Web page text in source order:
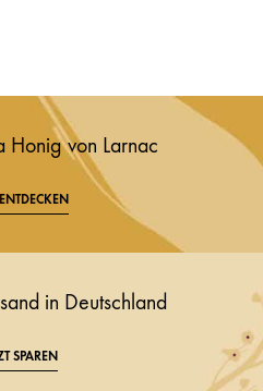
Honig von Larnac
in Deutschland
SPAREN